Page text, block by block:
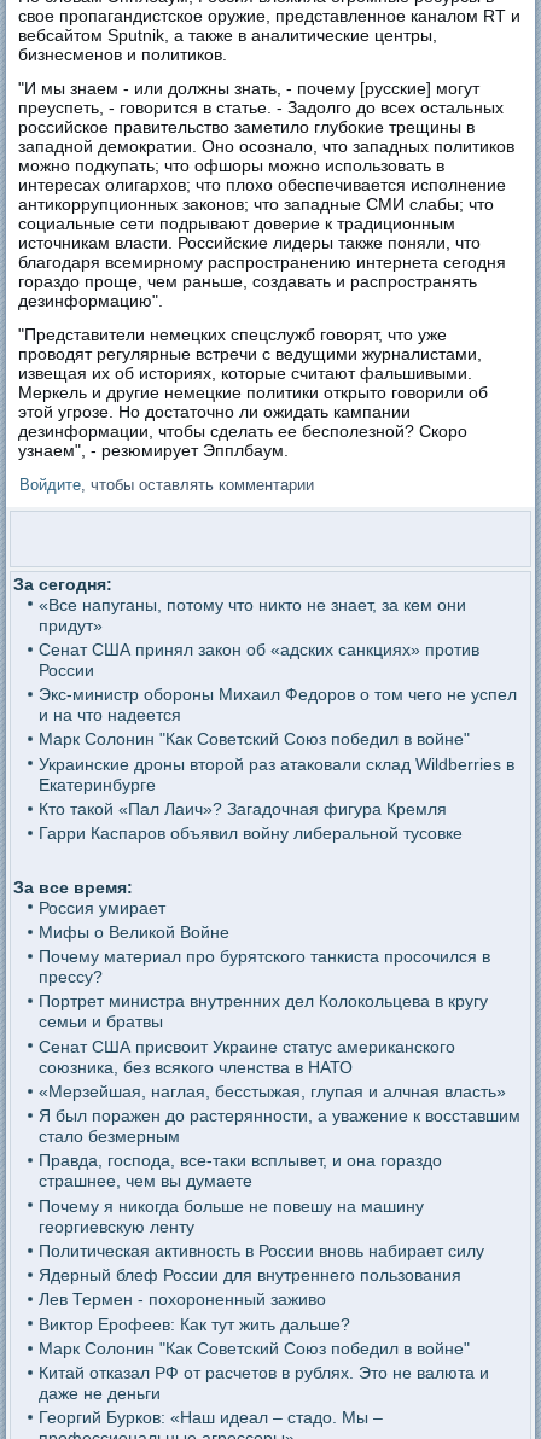
свое пропагандистское оружие, представленное каналом RT и
вебсайтом Sputnik, а также в аналитические центры,
бизнесменов и политиков.
"И мы знаем - или должны знать, - почему [русские] могут
преуспеть, - говорится в статье. - Задолго до всех остальных
российское правительство заметило глубокие трещины в
западной демократии. Оно осознало, что западных политиков
можно подкупать; что офшоры можно использовать в
интересах олигархов; что плохо обеспечивается исполнение
антикоррупционных законов; что западные СМИ слабы; что
социальные сети подрывают доверие к традиционным
источникам власти. Российские лидеры также поняли, что
благодаря всемирному распространению интернета сегодня
гораздо проще, чем раньше, создавать и распространять
дезинформацию".
"Представители немецких спецслужб говорят, что уже
проводят регулярные встречи с ведущими журналистами,
извещая их об историях, которые считают фальшивыми.
Меркель и другие немецкие политики открыто говорили об
этой угрозе. Но достаточно ли ожидать кампании
дезинформации, чтобы сделать ее бесполезной? Скоро
узнаем", - резюмирует Эпплбаум.
Войдите , чтобы оставлять комментарии
За сегодня:
«Все напуганы, потому что никто не знает, за кем они
придут»
Сенат США принял закон об «адских санкциях» против
России
Экс-министр обороны Михаил Федоров о том чего не успел
и на что надеется
Марк Солонин "Как Советский Союз победил в войне"
Украинские дроны второй раз атаковали склад Wildberries в
Екатеринбурге
Кто такой «Пал Лаич»? Загадочная фигура Кремля
Гарри Каспаров объявил войну либеральной тусовке
За все время:
Россия умирает
Мифы о Великой Войне
Почему материал про бурятского танкиста просочился в
прессу?
Портрет министра внутренних дел Колокольцева в кругу
семьи и братвы
Сенат США присвоит Украине статус американского
союзника, без всякого членства в НАТО
«Мерзейшая, наглая, бесстыжая, глупая и алчная власть»
Я был поражен до растерянности, а уважение к восставшим
стало безмерным
Правда, господа, все-таки всплывет, и она гораздо
страшнее, чем вы думаете
Почему я никогда больше не повешу на машину
георгиевскую ленту
Политическая активность в России вновь набирает силу
Ядерный блеф России для внутреннего пользования
Лев Термен - похороненный заживо
Виктор Ерофеев: Как тут жить дальше?
Марк Солонин "Как Советский Союз победил в войне"
Китай отказал РФ от расчетов в рублях. Это не валюта и
даже не деньги
Георгий Бурков: «Наш идеал – стадо. Мы –